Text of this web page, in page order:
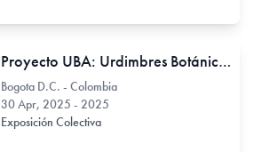
Proyecto UBA: Urdimbres Botánicas Andinas
Bogota D.C. - Colombia
30 Apr, 2025 - 2025
Exposición Colectiva